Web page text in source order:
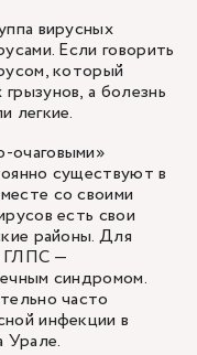
вирусных
Если говорить
который
а болезнь
легкие.
очаговыми»
существуют в
со своими
есть свои
районы. Для
ГЛПС —
синдромом.
часто
инфекции в
Урале.